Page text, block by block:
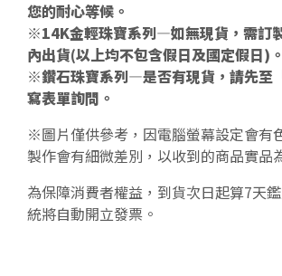
您的耐心等候。
※14K金輕珠寶系列—如無現貨，需訂
內出貨(以上均不包含假日及國定假日)。
※鑽石珠寶系列—是否有現貨，請先至
寫表單詢問。
※圖片僅供參考，因電腦螢幕設定會有
製作會有細微差別，以收到的商品實品
為保障消費者權益，到貨次日起算7天
統將自動開立發票。